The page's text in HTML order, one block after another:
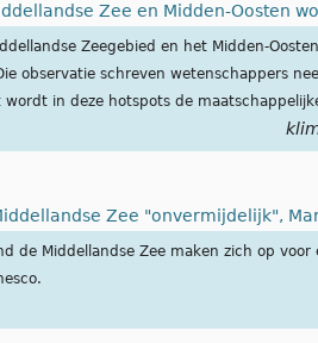
Zee en Midden-Oosten
Zeegebied en het Midden-
observatie schreven wetenschappers
wordt in deze hotspots de
Zee "onvermijdelijk",
de Middellandse Zee maken zich op